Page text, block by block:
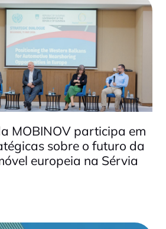
MOBINOV participa em
sobre o futuro da
europeia na Sérvia